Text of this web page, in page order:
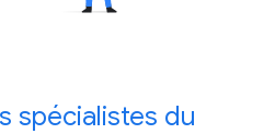
spécialistes du